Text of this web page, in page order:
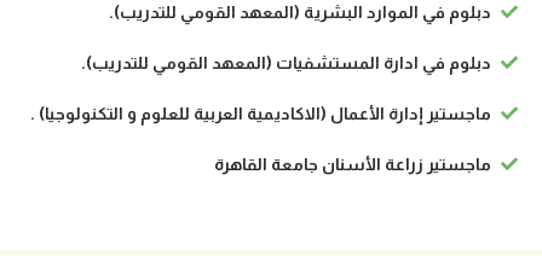
دبلوم في الموارد البشرية (المعهد القومي للتدريب).
دبلوم في ادارة المستشفيات (المعهد القومي للتدريب).
ماجستير إدارة الأعمال (الاكاديمية العربية للعلوم و التكنولوجيا) .
ماجستير زراعة الأسنان جامعة القاهرة